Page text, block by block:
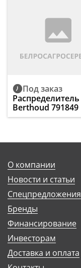
Под заказ
Распределитель
Berthoud 791849
О компании
Новости и статьи
Спецпредложения
Бренды
Финансирование
Инвесторам
Доставка и оплата